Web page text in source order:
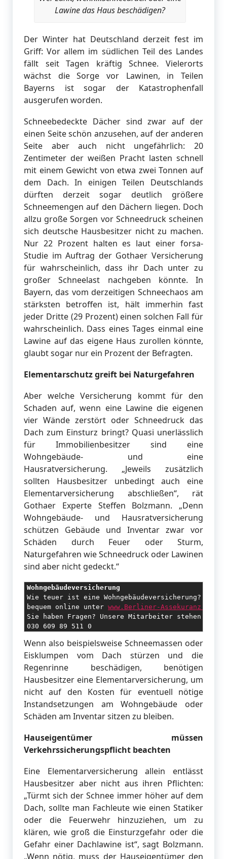
Lawine das Haus beschädigen?
Der Winter hat Deutschland derzeit fest im
Griff: Vor allem im südlichen Teil des Landes
fällt seit Tagen kräftig Schnee. Vielerorts
wächst die Sorge vor Lawinen, in Teilen
Bayerns ist sogar der Katastrophenfall
ausgerufen worden.
Schneebedeckte Dächer sind zwar auf der
einen Seite schön anzusehen, auf der anderen
Seite aber auch nicht ungefährlich: 20
Zentimeter der weißen Pracht lasten schnell
mit einem Gewicht von etwa zwei Tonnen auf
dem Dach. In einigen Teilen Deutschlands
dürften derzeit sogar deutlich größere
Schneemengen auf den Dächern liegen. Doch
allzu große Sorgen vor Schneedruck scheinen
sich deutsche Hausbesitzer nicht zu machen.
Nur 22 Prozent halten es laut einer forsa-
Studie im Auftrag der Gothaer Versicherung
für wahrscheinlich, dass ihr Dach unter zu
großer Schneelast nachgeben könnte. In
Bayern, das vom derzeitigen Schneechaos am
stärksten betroffen ist, hält immerhin fast
jeder Dritte (29 Prozent) einen solchen Fall für
wahrscheinlich. Dass eines Tages einmal eine
Lawine auf das eigene Haus zurollen könnte,
glaubt sogar nur ein Prozent der Befragten.
Elementarschutz greift bei Naturgefahren
Aber welche Versicherung kommt für den
Schaden auf, wenn eine Lawine die eigenen
vier Wände zerstört oder Schneedruck das
Dach zum Einsturz bringt? Quasi unerlässlich
für Immobilienbesitzer sind eine
Wohngebäude- und eine
Hausratversicherung. „Jeweils zusätzlich
sollten Hausbesitzer unbedingt auch eine
Elementarversicherung abschließen“, rät
Gothaer Experte Steffen Bolzmann. „Denn
Wohngebäude- und Hausratversicherung
schützen Gebäude und Inventar zwar vor
Schäden durch Feuer oder Sturm,
Naturgefahren wie Schneedruck oder Lawinen
sind aber nicht gedeckt.“
Wohngebäudeversicherung
Wie teuer ist eine Wohngebäudeversicherung? Bei
bequem online unter www.Berliner-Assekuranz.de
Sie haben Fragen? Unsere Mitarbeiter stehen
030 609 89 511 0
Wenn also beispielsweise Schneemassen oder
Eisklumpen vom Dach stürzen und die
Regenrinne beschädigen, benötigen
Hausbesitzer eine Elementarversicherung, um
nicht auf den Kosten für eventuell nötige
Instandsetzungen am Wohngebäude oder
Schäden am Inventar sitzen zu bleiben.
Hauseigentümer müssen
Verkehrssicherungspflicht beachten
Eine Elementarversicherung allein entlässt
Hausbesitzer aber nicht aus ihren Pflichten:
„Türmt sich der Schnee immer höher auf dem
Dach, sollte man Fachleute wie einen Statiker
oder die Feuerwehr hinzuziehen, um zu
klären, wie groß die Einsturzgefahr oder die
Gefahr einer Dachlawine ist“, sagt Bolzmann.
„Wenn nötig, muss der Hauseigentümer den